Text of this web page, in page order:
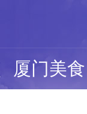
厦门美食